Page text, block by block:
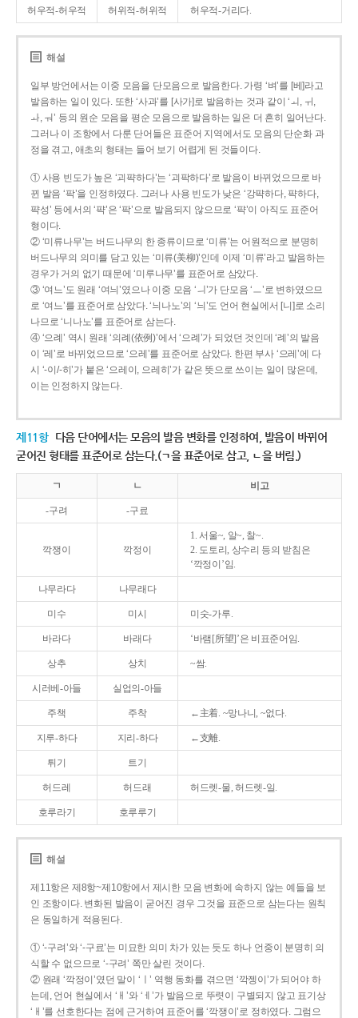
허우적-허우적 허위적-허위적 허우적-거리다.
해설
일부 방언에서는 이중 모음을 단모음으로 발음한다. 가령 ‘벼’를 [베]라고
발음하는 일이 있다. 또한 ‘사과’를 [사가]로 발음하는 것과 같이 ‘ㅚ, ㅟ,
ㅘ, ㅝ’ 등의 원순 모음을 평순 모음으로 발음하는 일은 더 흔히 일어난다.
그러나 이 조항에서 다룬 단어들은 표준어 지역에서도 모음의 단순화 과
정을 겪고, 애초의 형태는 들어 보기 어렵게 된 것들이다.
① 사용 빈도가 높은 ‘괴퍅하다’는 ‘괴팍하다’로 발음이 바뀌었으므로 바
뀐 발음 ‘팍’을 인정하였다. 그러나 사용 빈도가 낮은 ‘강퍅하다, 퍅하다,
퍅성’ 등에서의 ‘퍅’은 ‘팍’으로 발음되지 않으므로 ‘퍅’이 아직도 표준어
형이다.
② ‘미류나무’는 버드나무의 한 종류이므로 ‘미류’는 어원적으로 분명히
버드나무의 의미를 담고 있는 ‘미류(美柳)’인데 이제 ‘미류’라고 발음하는
경우가 거의 없기 때문에 ‘미루나무’를 표준어로 삼았다.
③ ‘여느’도 원래 ‘여늬’였으나 이중 모음 ‘ㅢ’가 단모음 ‘ㅡ’로 변하였으므
로 ‘여느’를 표준어로 삼았다. ‘늬나노’의 ‘늬’도 언어 현실에서 [니]로 소리
나므로 ‘니나노’를 표준어로 삼는다.
④ ‘으례’ 역시 원래 ‘의례(依例)’에서 ‘으례’가 되었던 것인데 ‘례’의 발음
이 ‘레’로 바뀌었으므로 ‘으레’를 표준어로 삼았다. 한편 부사 ‘으레’에 다
시 ‘-이/-히’가 붙은 ‘으레이, 으레히’가 같은 뜻으로 쓰이는 일이 많은데,
이는 인정하지 않는다.
제11항 다음 단어에서는 모음의 발음 변화를 인정하여, 발음이 바뀌어
굳어진 형태를 표준어로 삼는다.(ㄱ을 표준어로 삼고, ㄴ을 버림.)
ㄱ ㄴ 비고
-구려 -구료
깍쟁이 깍정이
1. 서울~, 알~, 찰~.
2. 도토리, 상수리 등의 받침은
‘깍정이’임.
나무라다 나무래다
미수 미시 미숫-가루.
바라다 바래다 ‘바램[所望]’은 비표준어임.
상추 상치 ~쌈.
시러베-아들 실업의-아들
주책 주착 ←主着. ~망나니, ~없다.
지루-하다 지리-하다 ←支離.
튀기 트기
허드레 허드래 허드렛-물, 허드렛-일.
호루라기 호루루기
해설
제11항은 제8항~제10항에서 제시한 모음 변화에 속하지 않는 예들을 보
인 조항이다. 변화된 발음이 굳어진 경우 그것을 표준으로 삼는다는 원칙
은 동일하게 적용된다.
① ‘-구려’와 ‘-구료’는 미묘한 의미 차가 있는 듯도 하나 언중이 분명히 의
식할 수 없으므로 ‘-구려’ 쪽만 살린 것이다.
② 원래 ‘깍정이’였던 말이 ‘ㅣ’ 역행 동화를 겪으면 ‘깍젱이’가 되어야 하
는데, 언어 현실에서 ‘ㅐ’와 ‘ㅔ’가 발음으로 뚜렷이 구별되지 않고 표기상
‘ㅐ’를 선호한다는 점에 근거하여 표준어를 ‘깍쟁이’로 정하였다. 그럼으